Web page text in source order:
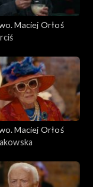
Maciej Orłoś
Maciej Orłoś